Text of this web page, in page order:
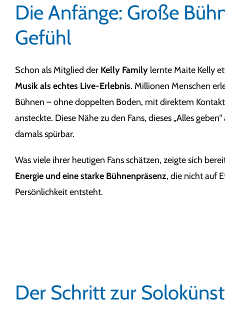
Die Anfänge: Große
Gefühl
Schon als Mitglied der Kelly Familylernte Maite Kelly
Musik als echtes Live-Erlebnis. Millionen Menschen
Bühnen – ohne doppelten Boden, mit direktem
ansteckte. Diese Nähe zu den Fans, dieses „Alles
damals spürbar.
Was viele ihrer heutigen Fans schätzen, zeigte sich
Energie und eine starke Bühnenpräsenz, die nicht auf
Persönlichkeit entsteht.
Der Schritt zur